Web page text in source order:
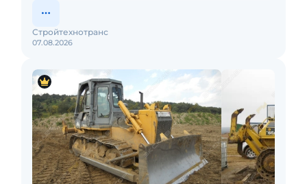
07.08.2026
Стройтехнотранс